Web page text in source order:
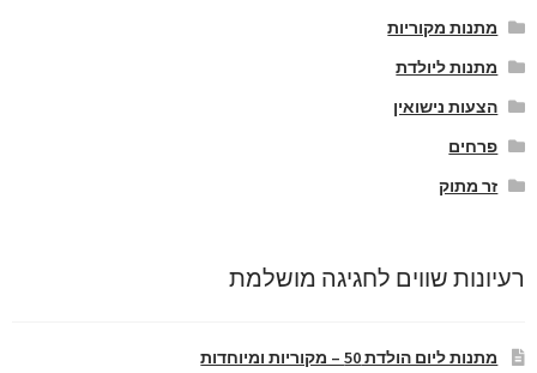
מתנות מקוריות
מתנות ליולדת
הצעות נישואין
פרחים
זר מתוק
רעיונות שווים לחגיגה מושלמת
מתנות ליום הולדת 50 – מקוריות ומיוחדות